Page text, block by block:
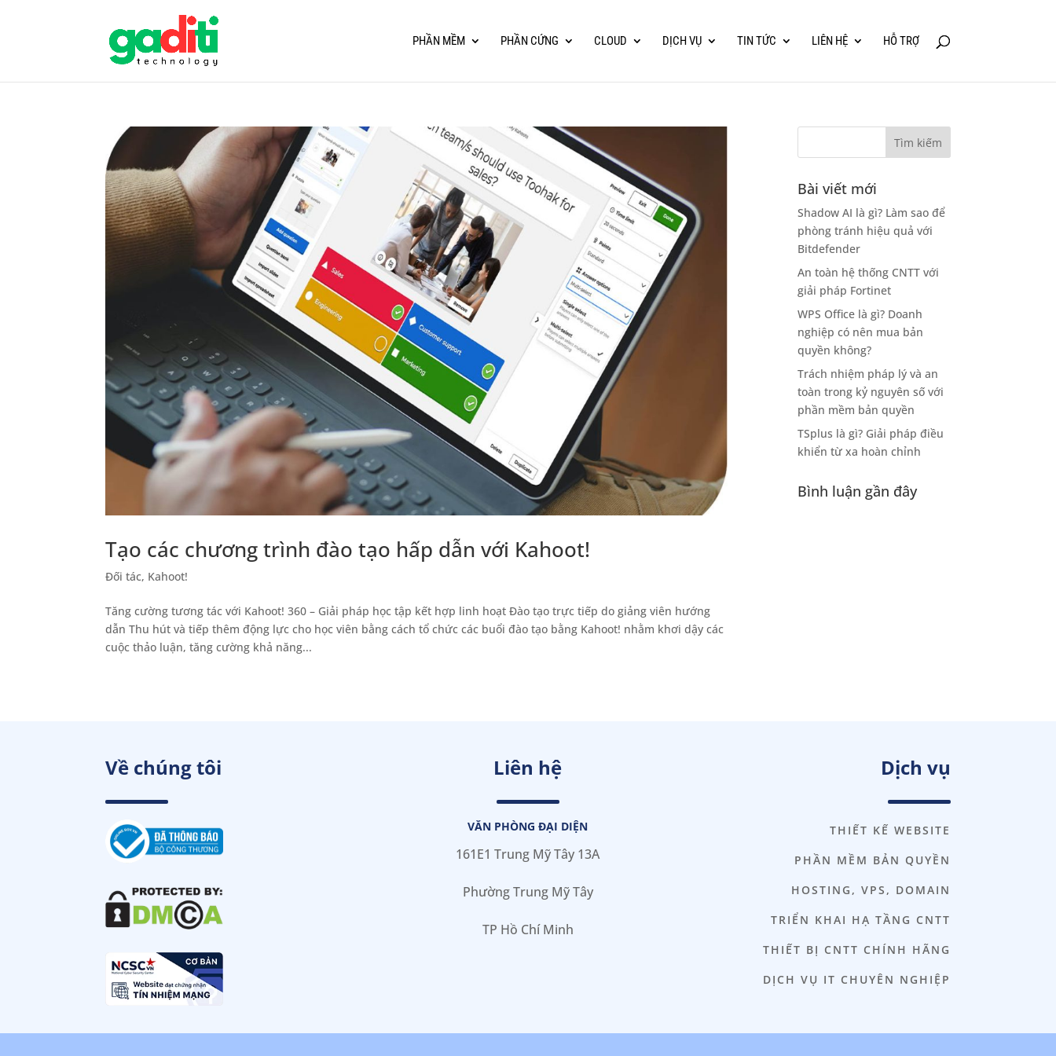
PHẦN MỀM PHẦN CỨNG CLOUD DỊCH VỤ TIN TỨC LIÊN HỆ HỖ TRỢ
Tạo các chương trình đào tạo hấp dẫn với Kahoot!
Đối tác, Kahoot!
Tăng cường tương tác với Kahoot! 360 – Giải pháp học tập kết hợp linh hoạt Đào tạo trực tiếp do giảng viên hướng
dẫn Thu hút và tiếp thêm động lực cho học viên bằng cách tổ chức các buổi đào tạo bằng Kahoot! nhằm khơi dậy các
cuộc thảo luận, tăng cường khả năng...
Bài viết mới
Shadow AI là gì? Làm sao để
phòng tránh hiệu quả với
Bitdefender
An toàn hệ thống CNTT với
giải pháp Fortinet
WPS Office là gì? Doanh
nghiệp có nên mua bản
quyền không?
Trách nhiệm pháp lý và an
toàn trong kỷ nguyên số với
phần mềm bản quyền
TSplus là gì? Giải pháp điều
khiển từ xa hoàn chỉnh
Bình luận gần đây
Về chúng tôi Liên hệ
VĂN PHÒNG ĐẠI DIỆN
161E1 Trung Mỹ Tây 13A
Phường Trung Mỹ Tây
TP Hồ Chí Minh
Dịch vụ
THIẾT KẾ WEBSITE
PHẦN MỀM BẢN QUYỀN
HOSTING, VPS, DOMAIN
TRIỂN KHAI HẠ TẦNG CNTT
THIẾT BỊ CNTT CHÍNH HÃNG
DỊCH VỤ IT CHUYÊN NGHIỆP